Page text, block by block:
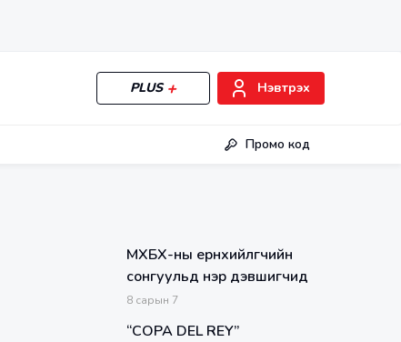
PLUS Нэвтрэх
Промо код
МХБХ-ны ерөнхийлөгчийн
сонгуульд нэр дэвшигчид
8сарын 7
“COPA DEL REY”